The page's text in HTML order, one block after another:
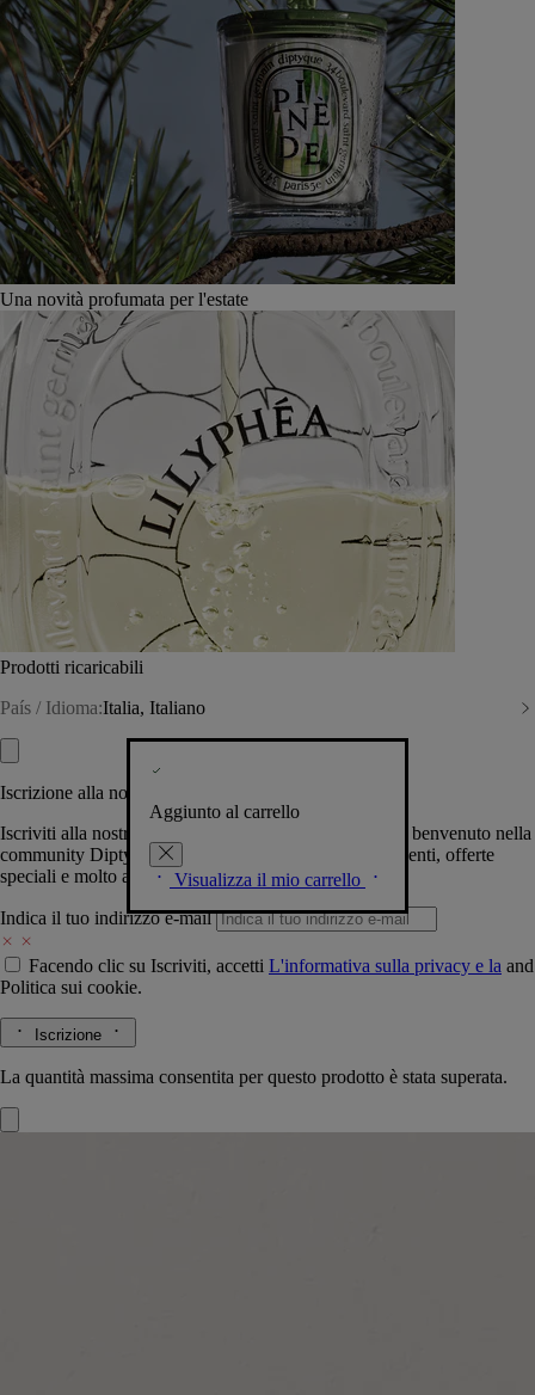
Una novità profumata per l'estate
Prodotti ricaricabili
País / Idioma:Italia, Italiano
Aggiunto al carrello
Visualizza il mio carrello
Iscrizione alla nostra Newsletter
Iscriviti alla nostra newsletter per permetterci di darti il benvenuto nella
community Diptyque e tenerti al corrente su novità, eventi, offerte
speciali e molto altro.
Indica il tuo indirizzo e-mail
Facendo clic su Iscriviti, accetti L'informativa sulla privacy e la and
Politica sui cookie.
Iscrizione
La quantità massima consentita per questo prodotto è stata superata.